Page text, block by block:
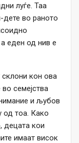
луѓе. Таа
во раното
а еден од нив е
склони кон ова
семејства
и љубов
од тоа. Како
децата кои
имаат висок